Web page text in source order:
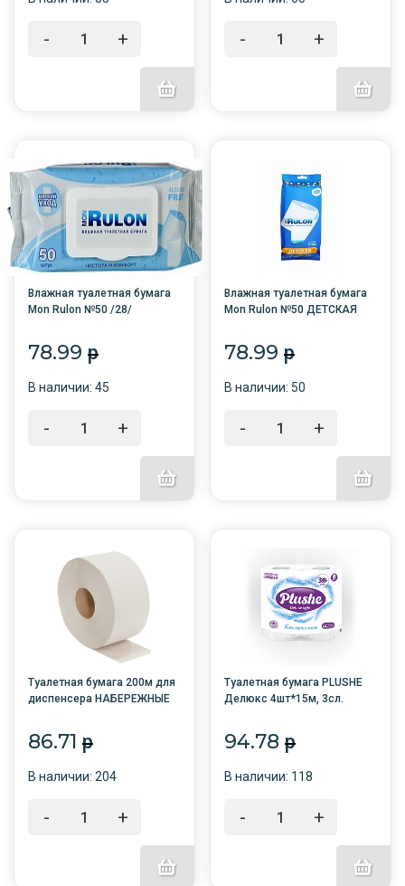
- + - +
Влажная туалетная бумага
Mon Rulon №50 /28/
78.99 p
В наличии: 45
- +
Влажная туалетная бумага
Mon Rulon №50 ДЕТСКАЯ
78.99p
В наличии: 50
- +
Туалетная бумага 200м для
диспенсера НАБЕРЕЖНЫЕ
86.71 p
В наличии: 204
- +
Туалетная бумага PLUSHE
Делюкс 4шт*15м, 3сл.
94.78p
В наличии: 118
- +